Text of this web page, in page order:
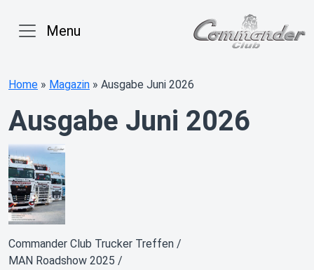
Menu
Home » Magazin » Ausgabe Juni 2026
Ausgabe Juni 2026
Commander Club Trucker Treffen /
MAN Roadshow 2025 /